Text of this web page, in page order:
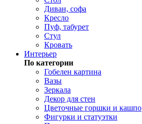
Диван, софа
Кресло
Пуф, табурет
Стул
Кровать
Интерьер
По категории
Гобелен картина
Вазы
Зеркала
Декор для стен
Цветочные горшки и кашпо
Фигурки и статуэтки